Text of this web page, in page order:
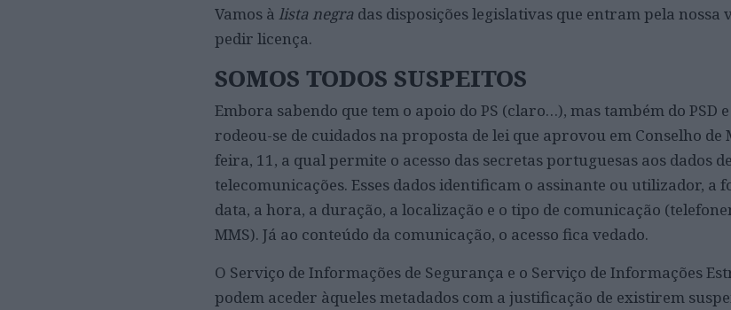
Vamos à lista negra das disposições legislativas que entram pela nossa
pedir licença.
SOMOS TODOS SUSPEITOS
Embora sabendo que tem o apoio do PS (claro…), mas também do PSD
rodeou-se de cuidados na proposta de lei que aprovou em Conselho
feira, 11, a qual permite o acesso das secretas portuguesas aos dados
telecomunicações. Esses dados identificam o assinante ou utilizador, a
data, a hora, a duração, a localização e o tipo de comunicação
MMS). Já ao conteúdo da comunicação, o acesso fica vedado.
O Serviço de Informações de Segurança e o Serviço de Informações
podem aceder àqueles metadados com a justificação de existirem